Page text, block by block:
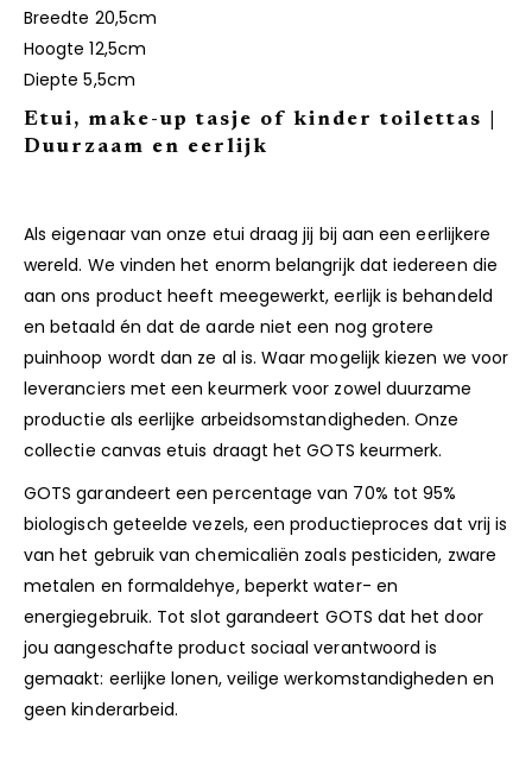
Breedte 20,5cm
Hoogte 12,5cm
Diepte 5,5cm
Etui, make-up tasje of kinder toilettas |
Duurzaam en eerlijk
Als eigenaar van onze etui draag jij bij aan een eerlijkere
wereld. We vinden het enorm belangrijk dat iedereen die
aan ons product heeft meegewerkt, eerlijk is behandeld
en betaald én dat de aarde niet een nog grotere
puinhoop wordt dan ze al is. Waar mogelijk kiezen we voor
leveranciers met een keurmerk voor zowel duurzame
productie als eerlijke arbeidsomstandigheden. Onze
collectie canvas etuis draagt het GOTS keurmerk.
GOTS garandeert een percentage van 70% tot 95%
biologisch geteelde vezels, een productieproces dat vrij is
van het gebruik van chemicaliën zoals pesticiden, zware
metalen en formaldehye, beperkt water- en
energiegebruik. Tot slot garandeert GOTS dat het door
jou aangeschafte product sociaal verantwoord is
gemaakt: eerlijke lonen, veilige werkomstandigheden en
geen kinderarbeid.